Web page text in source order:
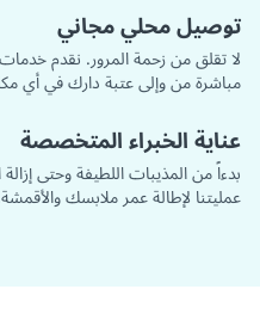
توصيل محلي مجاني
لا تقلق من زحمة المرور. نقدم
مباشرة من وإلى عتبة دارك في أي
عناية الخبراء المتخصصة
بدءاً من المذيبات اللطيفة وحتى
عمليتنا لإطالة عمر ملابسك